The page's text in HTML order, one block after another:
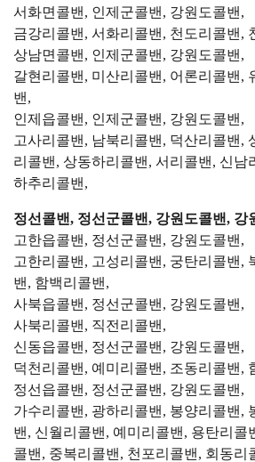
서화면콜밴, 인제군콜밴, 강원도콜밴,
금강리콜밴, 서화리콜밴, 천도리콜밴,
상남면콜밴, 인제군콜밴, 강원도콜밴,
갈현리콜밴, 미산리콜밴, 어론리콜밴,
밴,
인제읍콜밴, 인제군콜밴, 강원도콜밴,
고사리콜밴, 남북리콜밴, 덕산리콜밴,
리콜밴, 상동하리콜밴, 서리콜밴, 신남
하추리콜밴,
정선콜밴, 정선군콜밴, 강원도콜밴, 강
고한읍콜밴, 정선군콜밴, 강원도콜밴,
고한리콜밴, 고성리콜밴, 궁탄리콜밴,
밴, 함백리콜밴,
사북읍콜밴, 정선군콜밴, 강원도콜밴,
사북리콜밴, 직전리콜밴,
신동읍콜밴, 정선군콜밴, 강원도콜밴,
덕천리콜밴, 예미리콜밴, 조동리콜밴,
정선읍콜밴, 정선군콜밴, 강원도콜밴,
가수리콜밴, 광하리콜밴, 봉양리콜밴,
밴, 신월리콜밴, 예미리콜밴, 용탄리콜
콜밴, 중복리콜밴, 천포리콜밴, 회동리